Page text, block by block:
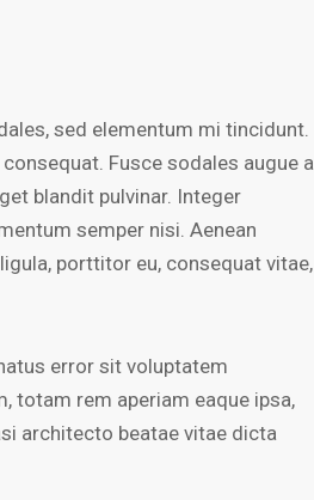
sed elementum mi tincidunt.
Fusce sodales augue a
blandit pulvinar. Integer
semper nisi. Aenean
porttitor eu, consequat vitae,
error sit voluptatem
totam rem aperiam eaque ipsa,
architecto beatae vitae dicta